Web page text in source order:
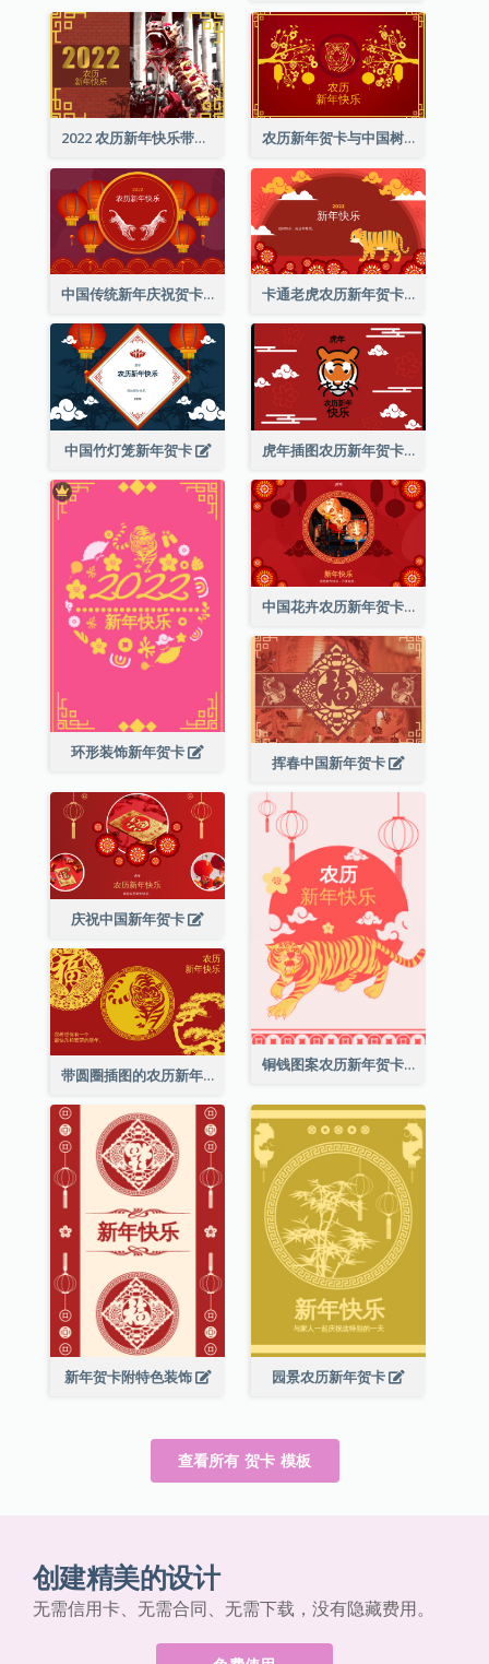
2022 农历新年快乐带照片贺卡 农历新年贺卡与中国树插图
中国传统新年庆祝贺卡 卡通老虎农历新年贺卡
中国竹灯笼新年贺卡 虎年插图农历新年贺卡
环形装饰新年贺卡
中国花卉农历新年贺卡
挥春中国新年贺卡
庆祝中国新年贺卡
铜钱图案农历新年贺卡
带圆圈插图的农历新年快乐贺卡
新年贺卡附特色装饰 园景农历新年贺卡
查看所有 贺卡 模板
创建精美的设计
无需信用卡、无需合同、无需下载，没有隐藏费用。